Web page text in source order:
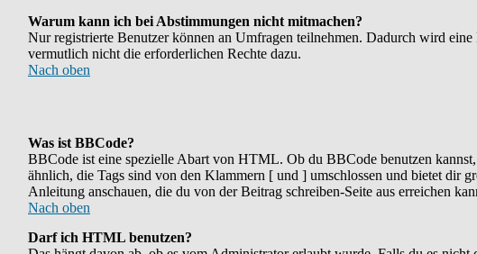
Warum kann ich bei Abstimmungen nicht mitmachen?
Nur registrierte Benutzer können an Umfragen teilnehmen. Dadurch wird
vermutlich nicht die erforderlichen Rechte dazu.
Nach oben
Was ist BBCode?
BBCode ist eine spezielle Abart von HTML. Ob du BBCode benutzen
ähnlich, die Tags sind von den Klammern [ und ] umschlossen und bietet dir
Anleitung anschauen, die du von der Beitrag schreiben-Seite aus erreichen
Nach oben
Darf ich HTML benutzen?